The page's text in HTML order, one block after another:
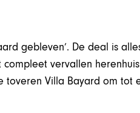
gebleven’. De deal is
compleet vervallen
Villa Bayard om tot